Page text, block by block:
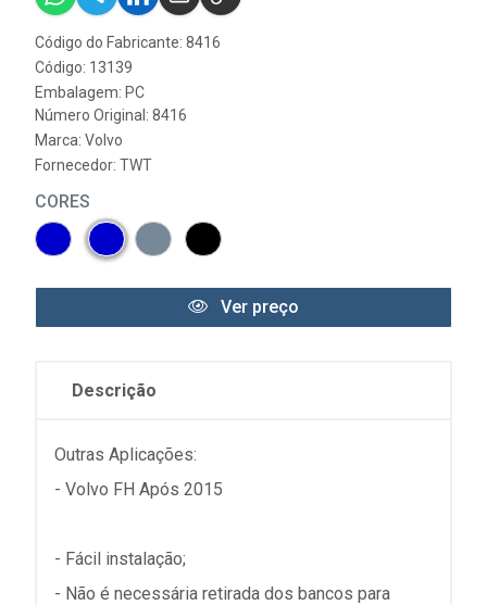
Código do Fabricante: 8416
Código: 13139
Embalagem: PC
Número Original: 8416
Marca: Volvo
Fornecedor: TWT
CORES
Ver preço
Descrição
Outras Aplicações:
- Volvo FH Após 2015
- Fácil instalação;
- Não é necessária retirada dos bancos para